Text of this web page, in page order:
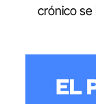
crónico se